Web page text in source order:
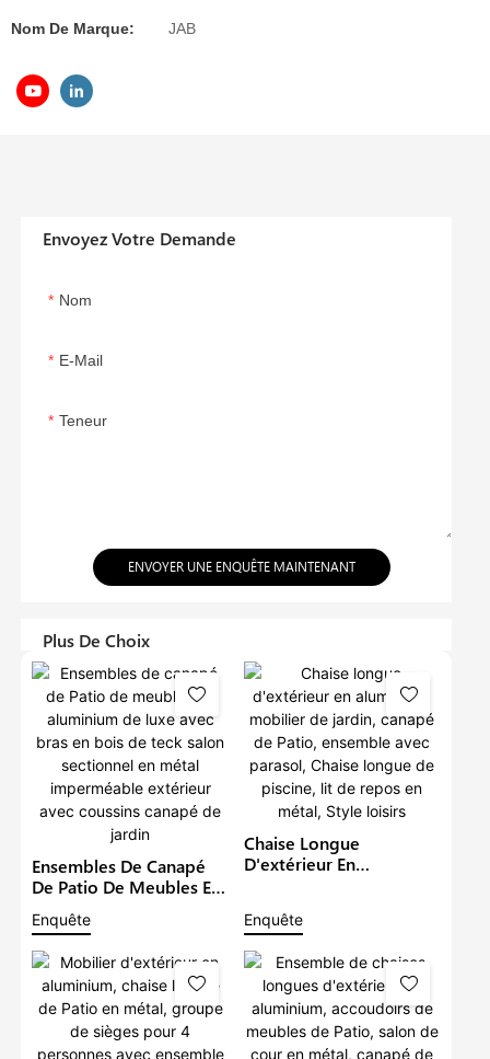
Nom De Marque: JAB
Envoyez Votre Demande
Nom
E-Mail
Teneur
ENVOYER UNE ENQUÊTE MAINTENANT
Plus De Choix
Ensembles De Canapé
De Patio De Meubles En
Aluminium De Luxe Avec
Bras En Bois De Teck
Salon Sectionnel En
Métal Imperméable
Extérieur Avec Coussins
Canapé De Jardin
Enquête
Chaise Longue
D'extérieur En
Ensemble Avec Parasol,
Chaise Longue De
Piscine, Lit De Repos En
Métal, Style Loisirs
Enquête